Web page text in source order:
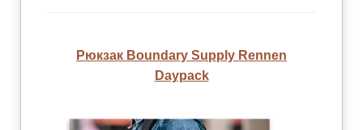
Рюкзак Boundary Supply Rennen
Daypack